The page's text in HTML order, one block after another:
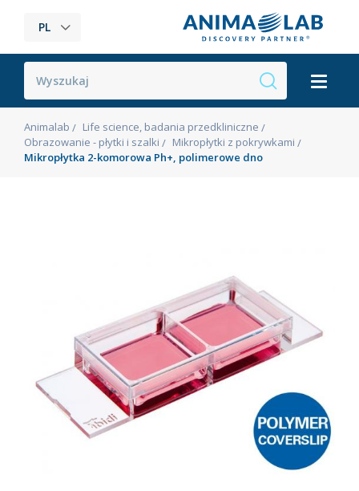
PL
Animalab
Life science, badania przedkliniczne
Obrazowanie - płytki i szalki
Mikropłytki z pokrywkami
Mikropłytka 2-komorowa Ph+, polimerowe dno